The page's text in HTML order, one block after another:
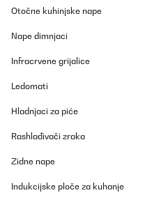
Otočne kuhinjske nape
Nape dimnjaci
Infracrvene grijalice
Ledomati
Hladnjaci za piće
Rashlađivači zraka
Zidne nape
Indukcijske ploče za kuhanje